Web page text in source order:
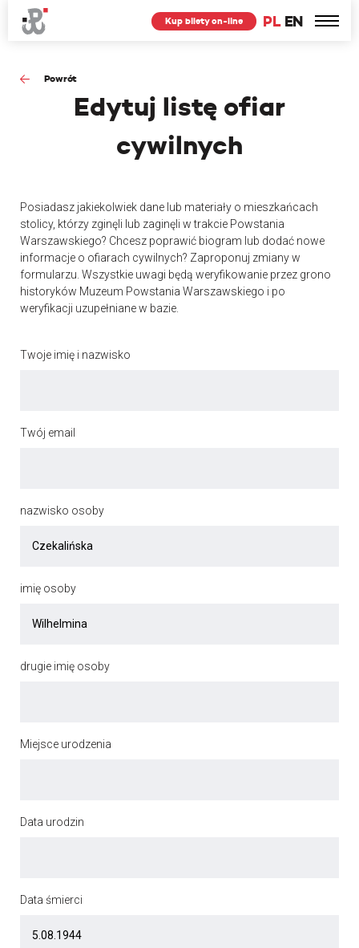
PL EN
Kup bilety on-line
Powrót
Edytuj listę ofiar
cywilnych
Posiadasz jakiekolwiek dane lub materiały o mieszkańcach
stolicy, którzy zginęli lub zaginęli w trakcie Powstania
Warszawskiego? Chcesz poprawić biogram lub dodać nowe
informacje o ofiarach cywilnych? Zaproponuj zmiany w
formularzu. Wszystkie uwagi będą weryfikowanie przez grono
historyków Muzeum Powstania Warszawskiego i po
weryfikacji uzupełniane w bazie.
Twoje imię i nazwisko
Twój email
nazwisko osoby
imię osoby
drugie imię osoby
Miejsce urodzenia
Data urodzin
Data śmierci